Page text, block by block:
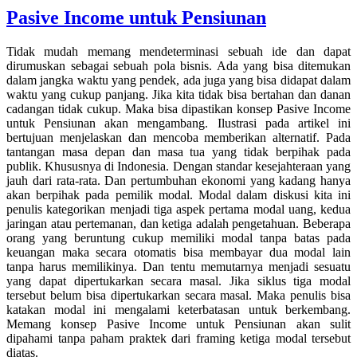
Pasive Income untuk Pensiunan
Tidak mudah memang mendeterminasi sebuah ide dan dapat
dirumuskan sebagai sebuah pola bisnis. Ada yang bisa ditemukan
dalam jangka waktu yang pendek, ada juga yang bisa didapat dalam
waktu yang cukup panjang. Jika kita tidak bisa bertahan dan danan
cadangan tidak cukup. Maka bisa dipastikan konsep Pasive Income
untuk Pensiunan akan mengambang. Ilustrasi pada artikel ini
bertujuan menjelaskan dan mencoba memberikan alternatif. Pada
tantangan masa depan dan masa tua yang tidak berpihak pada
publik. Khususnya di Indonesia. Dengan standar kesejahteraan yang
jauh dari rata-rata. Dan pertumbuhan ekonomi yang kadang hanya
akan berpihak pada pemilik modal. Modal dalam diskusi kita ini
penulis kategorikan menjadi tiga aspek pertama modal uang, kedua
jaringan atau pertemanan, dan ketiga adalah pengetahuan. Beberapa
orang yang beruntung cukup memiliki modal tanpa batas pada
keuangan maka secara otomatis bisa membayar dua modal lain
tanpa harus memilikinya. Dan tentu memutarnya menjadi sesuatu
yang dapat dipertukarkan secara masal. Jika siklus tiga modal
tersebut belum bisa dipertukarkan secara masal. Maka penulis bisa
katakan modal ini mengalami keterbatasan untuk berkembang.
Memang konsep Pasive Income untuk Pensiunan akan sulit
dipahami tanpa paham praktek dari framing ketiga modal tersebut
diatas.